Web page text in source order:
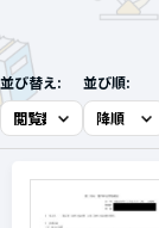
並び替え: 並び順: